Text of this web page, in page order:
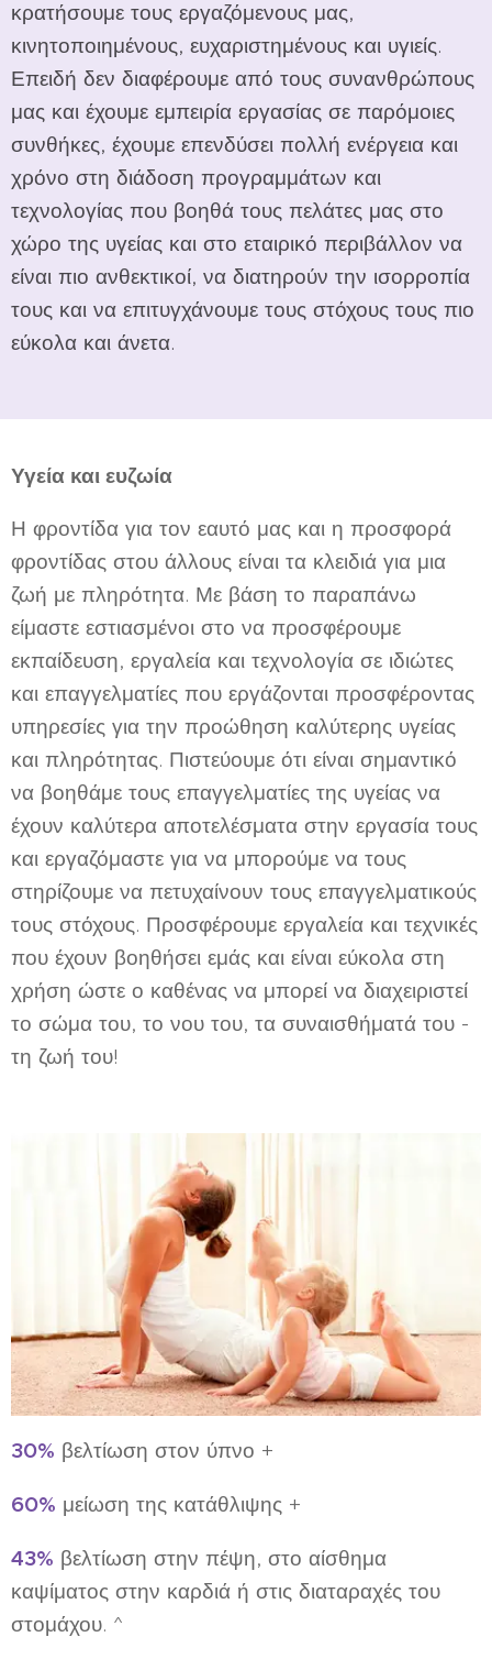
κρατήσουμε τους εργαζόμενους μας,
κινητοποιημένους, ευχαριστημένους και υγιείς.
Επειδή δεν διαφέρουμε από τους συνανθρώπους
μας και έχουμε εμπειρία εργασίας σε παρόμοιες
συνθήκες, έχουμε επενδύσει πολλή ενέργεια και
χρόνο στη διάδοση προγραμμάτων και
τεχνολογίας που βοηθά τους πελάτες μας στο
χώρο της υγείας και στο εταιρικό περιβάλλον να
είναι πιο ανθεκτικοί, να διατηρούν την ισορροπία
τους και να επιτυγχάνουμε τους στόχους τους πιο
εύκολα και άνετα.
Υγεία και ευζωία
Η φροντίδα για τον εαυτό μας και η προσφορά
φροντίδας στου άλλους είναι τα κλειδιά για μια
ζωή με πληρότητα. Με βάση το παραπάνω
είμαστε εστιασμένοι στο να προσφέρουμε
εκπαίδευση, εργαλεία και τεχνολογία σε ιδιώτες
και επαγγελματίες που εργάζονται προσφέροντας
υπηρεσίες για την προώθηση καλύτερης υγείας
και πληρότητας. Πιστεύουμε ότι είναι σημαντικό
να βοηθάμε τους επαγγελματίες της υγείας να
έχουν καλύτερα αποτελέσματα στην εργασία τους
και εργαζόμαστε για να μπορούμε να τους
στηρίζουμε να πετυχαίνουν τους επαγγελματικούς
τους στόχους. Προσφέρουμε εργαλεία και τεχνικές
που έχουν βοηθήσει εμάς και είναι εύκολα στη
χρήση ώστε ο καθένας να μπορεί να διαχειριστεί
το σώμα του, το νου του, τα συναισθήματά του -
τη ζωή του!
30% βελτίωση στον ύπνο +
60% μείωση της κατάθλιψης +
43% βελτίωση στην πέψη, στο αίσθημα
καψίματος στην καρδιά ή στις διαταραχές του
στομάχου. ^